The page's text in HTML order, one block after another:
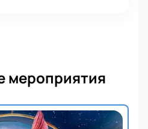
мероприятия